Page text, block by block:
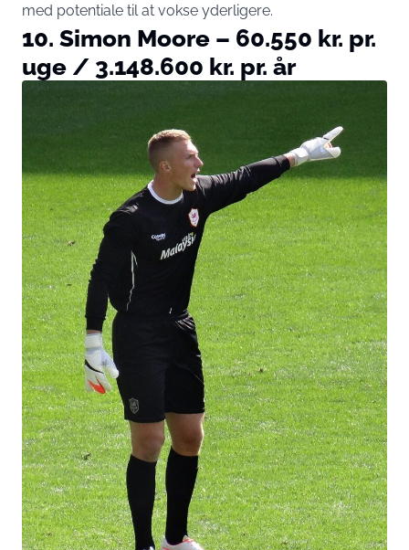
med potentiale til at vokse yderligere.
10. Simon Moore – 60.550 kr. pr.
uge / 3.148.600 kr. pr. år